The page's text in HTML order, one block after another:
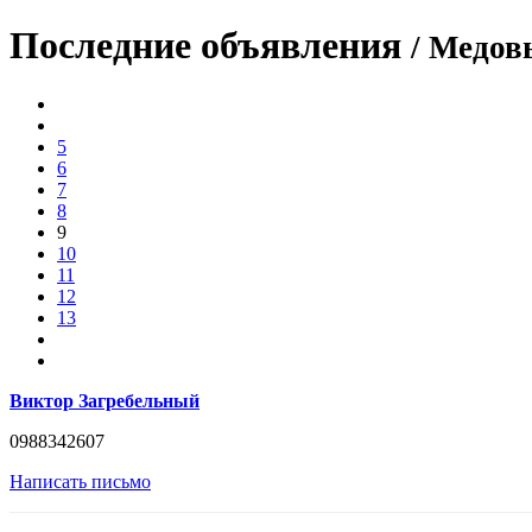
Последние объявления/
5
6
7
8
9
10
11
12
13
Виктор Загребельный
0988342607
Написать письмо